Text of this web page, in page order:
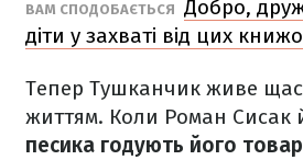
ВАМ СПОДОБАЄТЬСЯ Добро,
діти у захваті від цих
Тепер Тушканчик живе
життям. Коли Роман Сисак
песика годують його